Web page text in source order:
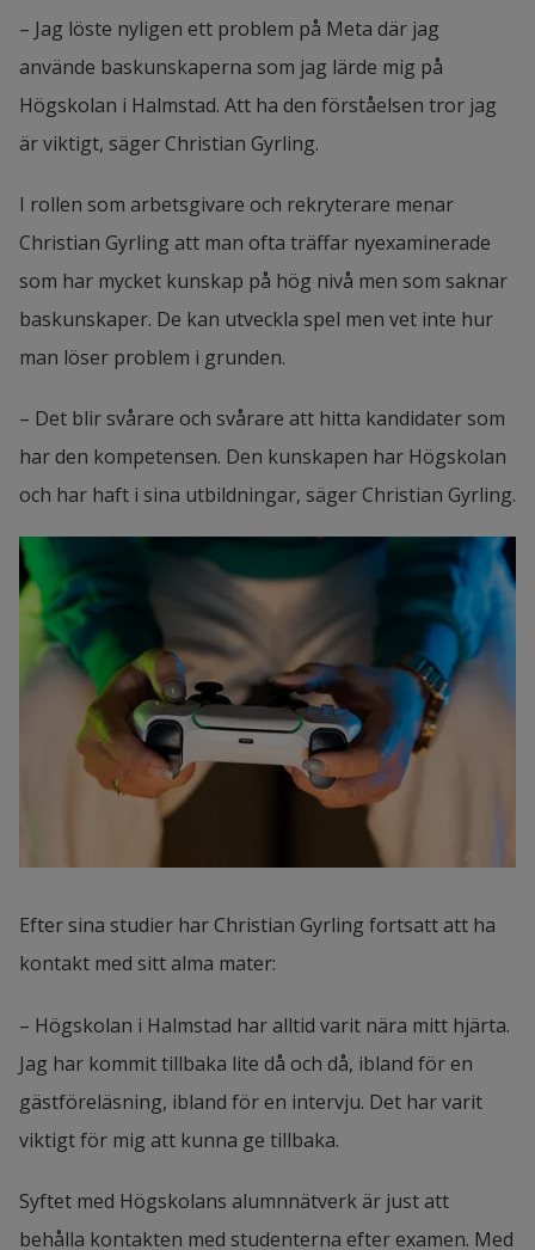
– Jag löste nyligen ett problem på Meta där jag
använde baskunskaperna som jag lärde mig på
Högskolan i Halmstad. Att ha den förståelsen tror jag
är viktigt, säger Christian Gyrling.
I rollen som arbetsgivare och rekryterare menar
Christian Gyrling att man ofta träffar nyexaminerade
som har mycket kunskap på hög nivå men som saknar
baskunskaper. De kan utveckla spel men vet inte hur
man löser problem i grunden.
– Det blir svårare och svårare att hitta kandidater som
har den kompetensen. Den kunskapen har Högskolan
och har haft i sina utbildningar, säger Christian Gyrling.
Efter sina studier har Christian Gyrling fortsatt att ha
kontakt med sitt alma mater:
– Högskolan i Halmstad har alltid varit nära mitt hjärta.
Jag har kommit tillbaka lite då och då, ibland för en
gästföreläsning, ibland för en intervju. Det har varit
viktigt för mig att kunna ge tillbaka.
Syftet med Högskolans alumnnätverk är just att
behålla kontakten med studenterna efter examen. Med